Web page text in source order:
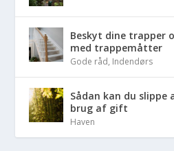
Beskyt dine trapper
med trappemåtter
Gode råd, Indendørs
Sådan kan du slippe
brug af gift
Haven